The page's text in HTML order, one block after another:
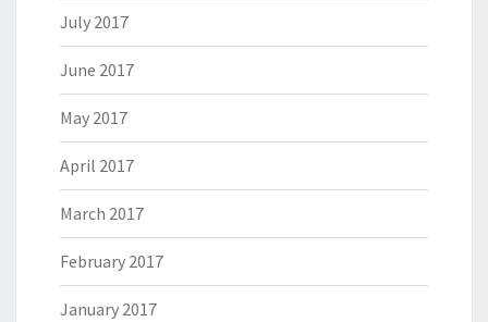
July 2017
June 2017
May 2017
April 2017
March 2017
February 2017
January 2017